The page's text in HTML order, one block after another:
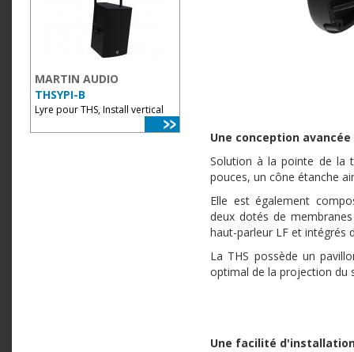
MARTIN AUDIO
THSYPI-B
Lyre pour THS, Install vertical
Une conception avancée
Solution à la pointe de la
pouces, un cône étanche
Elle est également
deux dotés de
haut-parleur LF et intégrés
La THS possède un
optimal de la projection du
Une facilité